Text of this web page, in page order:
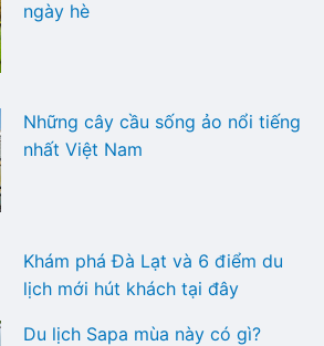
ngày hè
Những cây cầu sống ảo nổi tiếng
nhất Việt Nam
Khám phá Đà Lạt và 6 điểm du
lịch mới hút khách tại đây
Du lịch Sapa mùa này có gì?